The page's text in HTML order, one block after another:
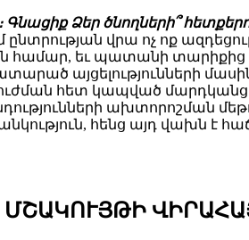
Գնացիք Ձեր ծնողների՞
ընտրության վրա ոչ ոք
համար, եւ պատանի
այցելությունների
հետ կապված մարդկանց
ախտորոշման
հենց այդ վախն